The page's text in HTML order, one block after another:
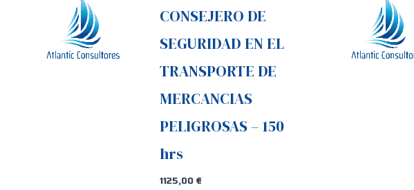
CONSEJERO DE
SEGURIDAD EN EL
TRANSPORTE DE
MERCANCIAS
PELIGROSAS – 150
hrs
1125,00€